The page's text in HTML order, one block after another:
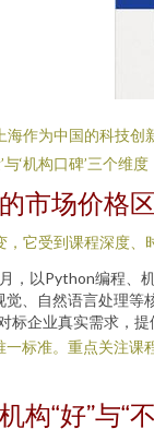
作为中国的科技
与‘机构口碑’三个
市场价格
，它受到课程深度
，以Python编程、
觉、自然语言处理
标企业真实需求，
一标准。重点关注
“好”与“